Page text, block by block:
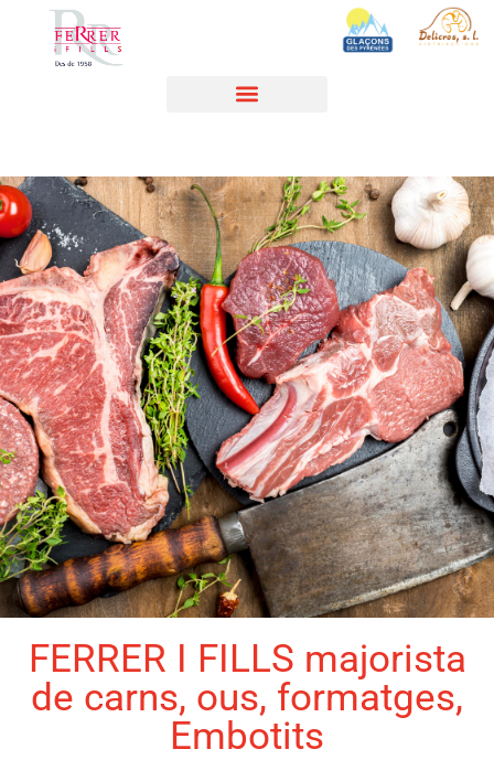
FERRER I FILLS majorista
de carns, ous, formatges,
Embotits